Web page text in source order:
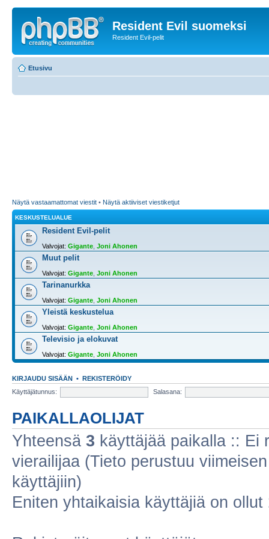
Resident Evil suomeksi
Resident Evil-pelit
Etusivu
Näytä vastaamattomat viestit • Näytä aktiiviset viestiketjut
KESKUSTELUALUE
Resident Evil-pelit
Valvojat: Gigante Joni Ahonen
Muut pelit
Valvojat: Gigante Joni Ahonen
Tarinanurkka
Valvojat: Gigante Joni Ahonen
Yleistä keskustelua
Valvojat: Gigante Joni Ahonen
Televisio ja elokuvat
Valvojat: Gigante Joni Ahonen
KIRJAUDU SISÄÄN • REKISTERÖIDY
Käyttäjätunnus:
Salasana:
PAIKALLAOLIJAT
Yhteensä 3 käyttäjää paikalla :: Ei
vierailijaa (Tieto perustuu
käyttäjiin)
Eniten yhtaikaisia käyttäjiä on ollut